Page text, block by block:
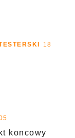
18
koncowy